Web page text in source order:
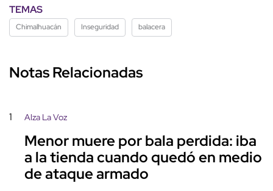
TEMAS
Chimalhuacán Inseguridad balacera
Notas Relacionadas
1 Alza La Voz
Menor muere por bala perdida: iba
a la tienda cuando quedó en medio
de ataque armado